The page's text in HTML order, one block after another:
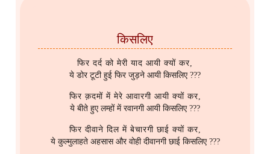
किसलिए
फिर दर्द को मेरी याद आयी क्यों कर,
ये डोर टूटी हुई फिर जुड़ने आयी किसलिए ???
फिर क़दमों में मेरे आवारगी आयी क्यों कर,
ये बीते हुए लम्हों में रवानगी आयी किसलिए ???
फिर दीवाने दिल में बेचारगी छाई क्यों कर,
ये कुल्मुलाहते अहसास और वोही दीवानगी छाई किसलिए ???